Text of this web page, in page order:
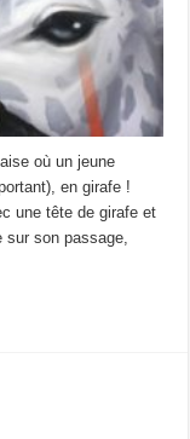
où un jeune
en girafe !
une tête de girafe et
sur son passage,